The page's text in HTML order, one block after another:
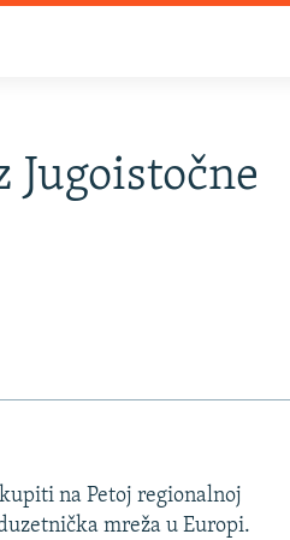
Jugoistočne
na Petoj regionalnoj
mreža u Europi.